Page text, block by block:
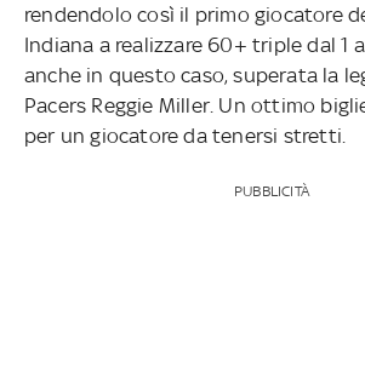
rendendolo così il primo giocatore
Indiana a realizzare 60+ triple dal 1
anche in questo caso, superata la
Pacers Reggie Miller. Un ottimo
per un giocatore da tenersi stretti.
PUBBLICITÀ